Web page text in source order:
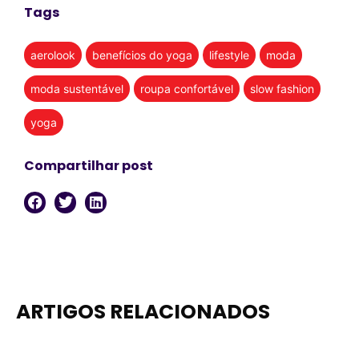
Tags
aerolook benefícios do yoga lifestyle moda
moda sustentável roupa confortável slow fashion
yoga
Compartilhar post
ARTIGOS RELACIONADOS